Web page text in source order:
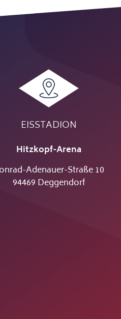
EISSTADION
Hitzkopf-Arena
Adenauer-Straße 10
94469 Deggendorf